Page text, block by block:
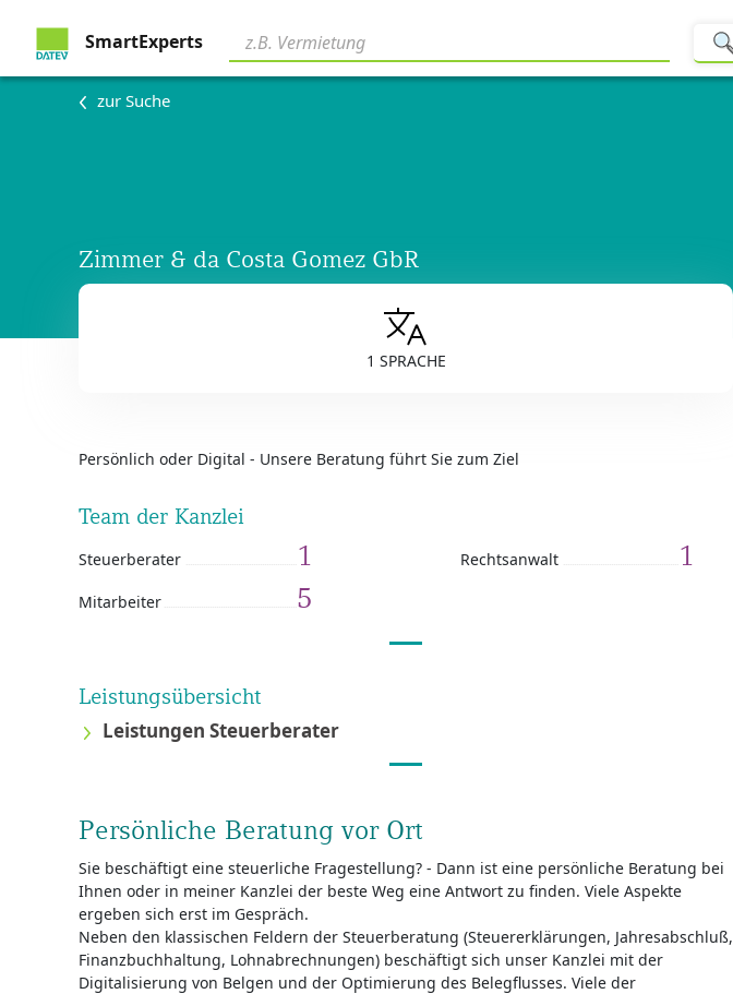
SmartExperts
zur Suche
Zimmer & da Costa Gomez GbR
1 SPRACHE
Persönlich oder Digital - Unsere Beratung führt Sie zum Ziel
Team der Kanzlei
Steuerberater 1 Rechtsanwalt 1
Mitarbeiter 5
Leistungsübersicht
Leistungen Steuerberater
Persönliche Beratung vor Ort
Sie beschäftigt eine steuerliche Fragestellung? - Dann ist eine persönliche Beratung bei
Ihnen oder in meiner Kanzlei der beste Weg eine Antwort zu finden. Viele Aspekte
ergeben sich erst im Gespräch.
Neben den klassischen Feldern der Steuerberatung (Steuererklärungen, Jahresabschluß,
Finanzbuchhaltung, Lohnabrechnungen) beschäftigt sich unser Kanzlei mit der
Digitalisierung von Belgen und der Optimierung des Belegflusses. Viele der